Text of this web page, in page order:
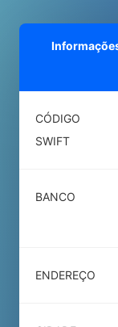
CÓDIGO
SWIFT
BANCO
ENDEREÇO